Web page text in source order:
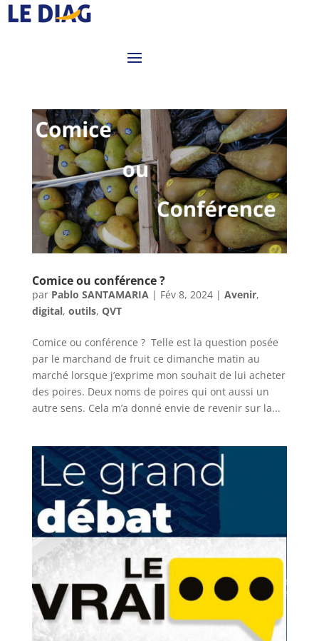
Comice ou conférence ?
par Pablo SANTAMARIA | Fév 8, 2024| Avenir,
digital, outils, QVT
Comice ou conférence ? Telle est la question posée
par le marchand de fruit ce dimanche matin au
marché lorsque j’exprime mon souhait de lui acheter
des poires. Deux noms de poires qui ont aussi un
autre sens. Cela m’a donné envie de revenir sur la...